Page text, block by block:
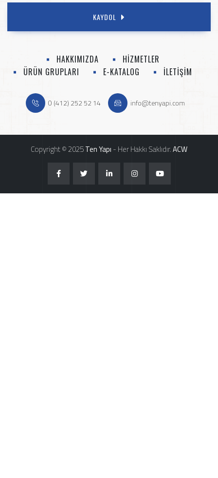
KAYDOL
HAKKIMIZDA
HİZMETLER
ÜRÜN GRUPLARI
E-KATALOG İLETİŞİM
0 (412) 252 52 14 info@tenyapi.com
Copyright © 2025Ten Yapı - Her Hakkı Saklıdır.ACW